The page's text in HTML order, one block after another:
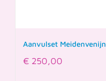
Aanvulset Meidenvenijn
€ 250,00